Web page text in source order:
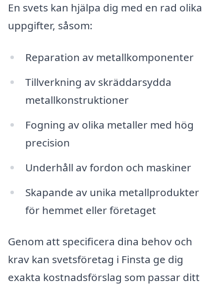
En svets kan hjälpa dig med en rad olika
uppgifter, såsom:
Reparation av metallkomponenter
Tillverkning av skräddarsydda
metallkonstruktioner
Fogning av olika metaller med hög
precision
Underhåll av fordon och maskiner
Skapande av unika metallprodukter
för hemmet eller företaget
Genom att specificera dina behov och
krav kan svetsföretag i Finsta ge dig
exakta kostnadsförslag som passar ditt